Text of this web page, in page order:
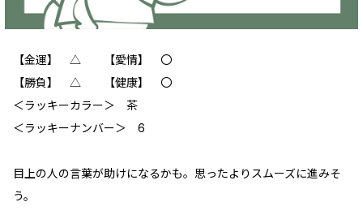
【金運】 ‪‪△ 【愛情】 〇
【勝負】 △ 【健康】 〇
＜ラッキーカラー＞ 茶
＜ラッキーナンバー＞ 6
目上の人の言葉が助けになるかも。思ったよりスムーズに進みそ
う。